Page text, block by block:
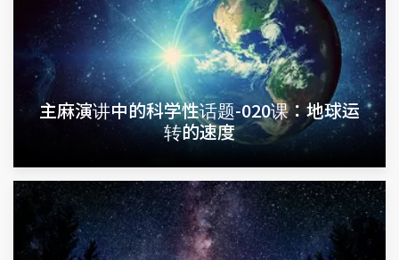
主麻演讲中的科学性话题-020课：地球运
转的速度